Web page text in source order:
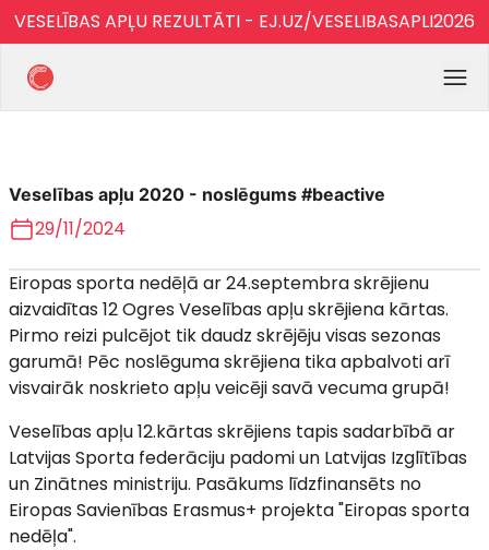
VESELĪBAS APĻU REZULTĀTI - EJ.UZ/VESELIBASAPLI2026
Veselības apļu 2020 - noslēgums #beactive
29/11/2024
Eiropas sporta nedēļā ar 24.septembra skrējienu
aizvaidītas 12 Ogres Veselības apļu skrējiena kārtas.
Pirmo reizi pulcējot tik daudz skrējēju visas sezonas
garumā! Pēc noslēguma skrējiena tika apbalvoti arī
visvairāk noskrieto apļu veicēji savā vecuma grupā!
Veselības apļu 12.kārtas skrējiens tapis sadarbībā ar
Latvijas Sporta federāciju padomi un Latvijas Izglītības
un Zinātnes ministriju. Pasākums līdzfinansēts no
Eiropas Savienības Erasmus+ projekta "Eiropas sporta
nedēļa".